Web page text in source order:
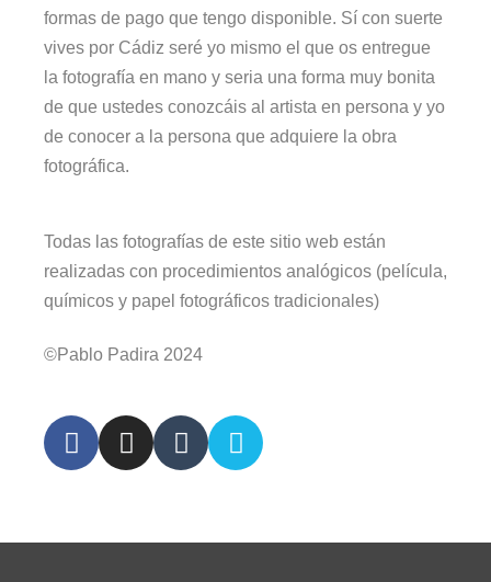
formas de pago que tengo disponible. Sí con suerte
vives por Cádiz seré yo mismo el que os entregue
la fotografía en mano y seria una forma muy bonita
de que ustedes conozcáis al artista en persona y yo
de conocer a la persona que adquiere la obra
fotográfica.
Todas las fotografías de este sitio web están
realizadas con procedimientos analógicos (película,
químicos y papel fotográficos tradicionales)
©Pablo Padira 2024